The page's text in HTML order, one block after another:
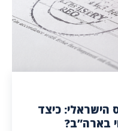
הישראלי: כיצד
בארה”ב?